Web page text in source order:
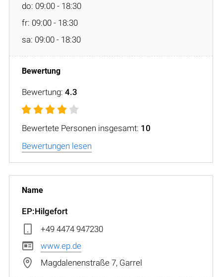
do: 09:00 - 18:30
fr: 09:00 - 18:30
sa: 09:00 - 18:30
Bewertung: 4.3
Bewertete Personen insgesamt: 10
Bewertungen lesen
EP:Hilgefort
+49 4474 947230
www.ep.de
Magdalenenstraße 7, Garrel